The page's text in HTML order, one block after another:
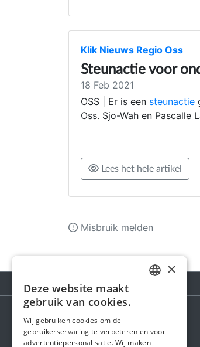
Klik Nieuws Regio Oss
Steunactie voor
18 Feb 2021
OSS | Er is een steunactie
Oss. Sjo-Wah en Pascalle
Lees het hele artikel
Misbruik melden
Steunactie ENGLISH
×
Deze website maakt
gebruik van cookies.
Wij gebruiken cookies om de
gebruikerservaring te verbeteren en voor
advertentiepersonalisatie. Wij maken